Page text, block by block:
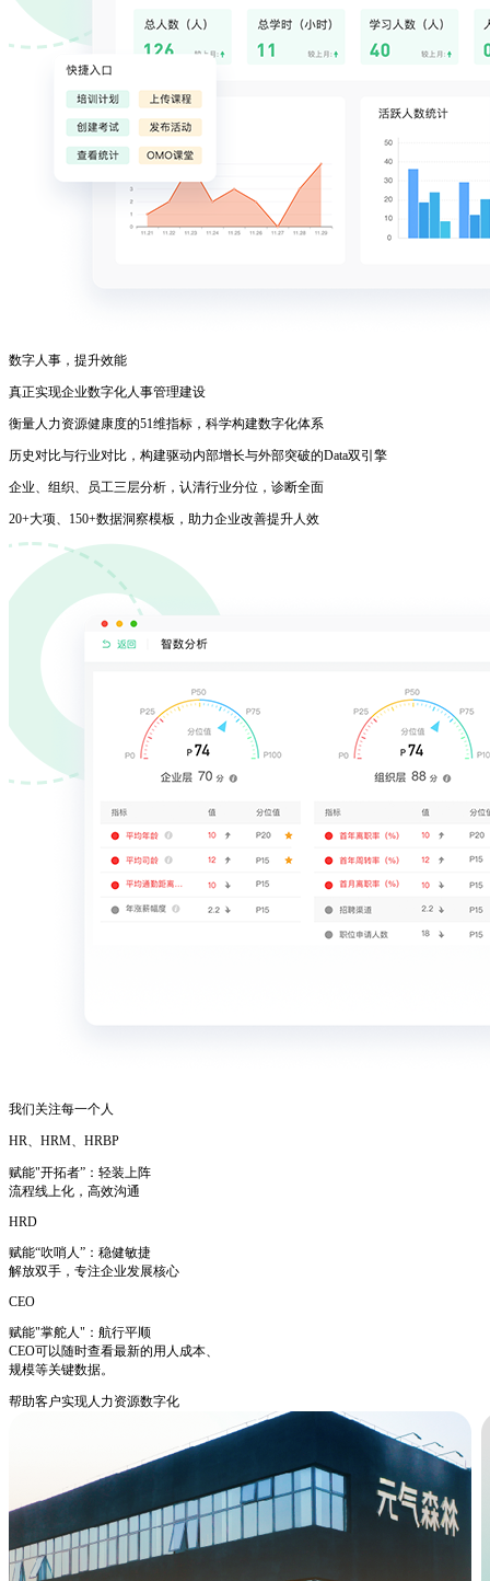
数字人事，提升效能
真正实现企业数字化人事管理建设
衡量人力资源健康度的51维指标，科学构建数字化体系
历史对比与行业对比，构建驱动内部增长与外部突破的Data双引擎
企业、组织、员工三层分析，认清行业分位，诊断全面
20+大项、150+数据洞察模板，助力企业改善提升人效
我们关注每一个人
HR、HRM、HRBP
赋能"开拓者”：轻装上阵
流程线上化，高效沟通
HRD
赋能“吹哨人”：稳健敏捷
解放双手，专注企业发展核心
CEO
赋能"掌舵人"：航行平顺
CEO可以随时查看最新的用人成本、
规模等关键数据。
帮助客户实现人力资源数字化